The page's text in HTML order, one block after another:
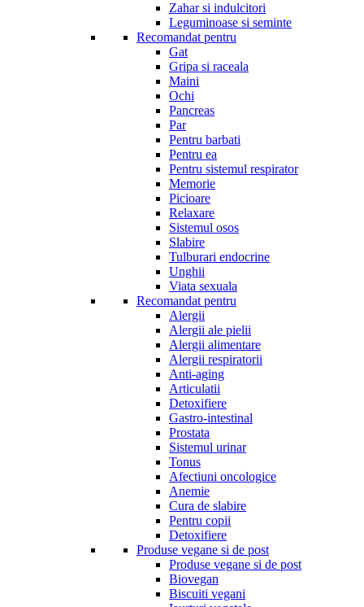
Zahar si indulcitori
Leguminoase si seminte
Recomandat pentru
Gat
Gripa si raceala
Maini
Ochi
Pancreas
Par
Pentru barbati
Pentru ea
Pentru sistemul respirator
Memorie
Picioare
Relaxare
Sistemul osos
Slabire
Tulburari endocrine
Unghii
Viata sexuala
Recomandat pentru
Alergii
Alergii ale pielii
Alergii alimentare
Alergii respiratorii
Anti-aging
Articulatii
Detoxifiere
Gastro-intestinal
Prostata
Sistemul urinar
Tonus
Afectiuni oncologice
Anemie
Cura de slabire
Pentru copii
Detoxifiere
Produse vegane si de post
Produse vegane si de post
Biovegan
Biscuiti vegani